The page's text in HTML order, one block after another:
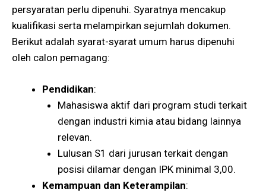
persyaratan perlu dipenuhi. Syaratnya mencakup
kualifikasi serta melampirkan sejumlah dokumen.
Berikut adalah syarat-syarat umum harus dipenuhi
oleh calon pemagang:
Pendidikan:
Mahasiswa aktif dari program studi terkait
dengan industri kimia atau bidang lainnya
relevan.
Lulusan S1 dari jurusan terkait dengan
posisi dilamar dengan IPK minimal 3,00​​.
Kemampuan dan Keterampilan: